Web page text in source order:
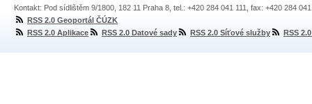
Kontakt: Pod sídlištěm 9/1800, 182 11 Praha 8, tel.: +420 284 041 111, fax: +420 284
RSS 2.0 Geoportál ČÚZK
RSS 2.0 Aplikace
RSS 2.0 Datové sady RSS 2.0 Síťové služby RSS